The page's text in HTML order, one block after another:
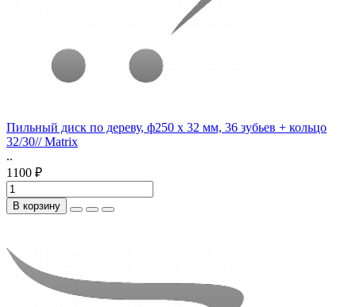
Пильный диск по дереву, ф250 х 32 мм, 36 зубьев + кольцо
32/30// Matrix
..
1100 ₽
В корзину